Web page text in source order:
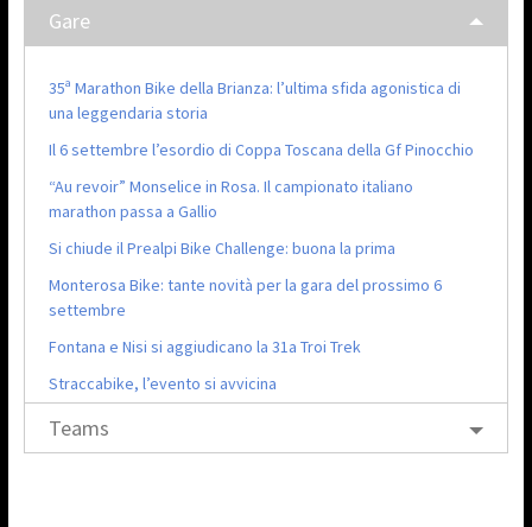
Gare
35ª Marathon Bike della Brianza: l’ultima sfida agonistica di
una leggendaria storia
Il 6 settembre l’esordio di Coppa Toscana della Gf Pinocchio
“Au revoir” Monselice in Rosa. Il campionato italiano
marathon passa a Gallio
Si chiude il Prealpi Bike Challenge: buona la prima
Monterosa Bike: tante novità per la gara del prossimo 6
settembre
Fontana e Nisi si aggiudicano la 31a Troi Trek
Straccabike, l’evento si avvicina
Teams